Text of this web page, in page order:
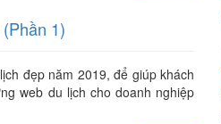
1)
đẹp năm 2019, để giúp khách
web du lịch cho doanh nghiệp